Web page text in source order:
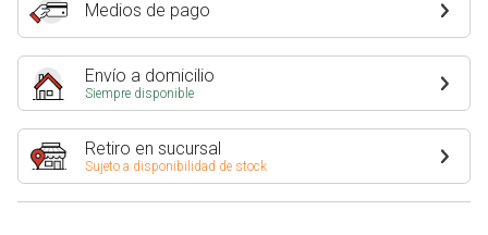
Medios de pago
Envío a domicilio
Siempre disponible
Retiro en sucursal
Sujeto a disponibilidad de stock